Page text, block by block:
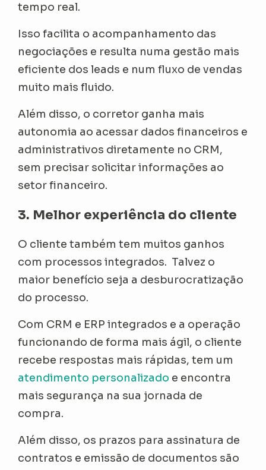
tempo real.
Isso facilita o acompanhamento das
negociações e resulta numa gestão mais
eficiente dos leads e num fluxo de vendas
muito mais fluido.
Além disso, o corretor ganha mais
autonomia ao acessar dados financeiros e
administrativos diretamente no CRM,
sem precisar solicitar informações ao
setor financeiro.
3. Melhor experiência do cliente
O cliente também tem muitos ganhos
com processos integrados. Talvez o
maior benefício seja a desburocratização
do processo.
Com CRM e ERP integrados e a operação
funcionando de forma mais ágil, o cliente
recebe respostas mais rápidas, tem um
atendimento personalizado e encontra
mais segurança na sua jornada de
compra.
Além disso, os prazos para assinatura de
contratos e emissão de documentos são